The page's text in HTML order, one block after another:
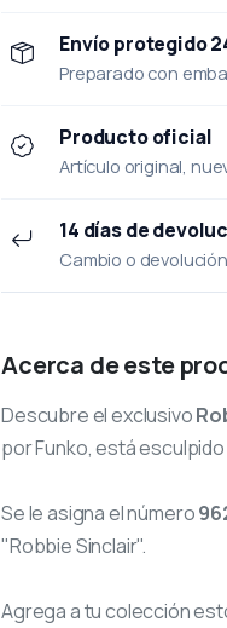
Envío protegido
Preparado con
Producto oficial
Artículo original,
14 días de
Cambio o
Acerca de este
Descubre el exclusivo
por Funko, está
Se le asigna el número
"Robbie Sinclair".
Agrega a tu colección